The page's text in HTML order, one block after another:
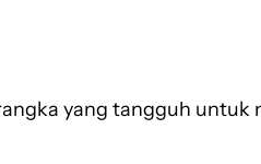
yang tangguh untuk